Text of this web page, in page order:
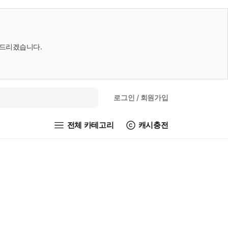
리겠습니다.
로그인 / 회원가입
전체 카테고리 캐시충전